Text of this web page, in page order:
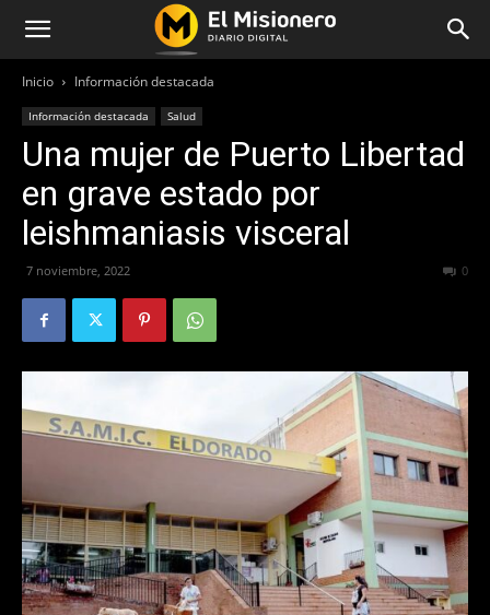
Inicio Información destacada
Información destacada Salud
Una mujer de Puerto Libertad
en grave estado por
leishmaniasis visceral
7 noviembre, 2022 0